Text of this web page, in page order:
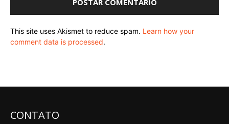
This site uses Akismet to reduce spam. Learn how your
comment data is processed.
CONTATO